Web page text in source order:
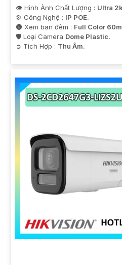
👁 Hình Ành Chất Lượng : Ultra
⚙ Công Nghệ : IP POE.
🌚 Xem ban đêm : Full Color
🛡 Loại Camera Dome Plastic.
️➲ Tích Hợp : Thu Âm.